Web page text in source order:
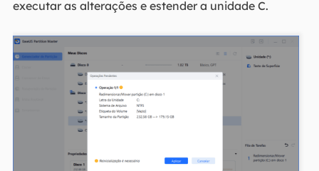
executar as alterações e estender a unidade C.